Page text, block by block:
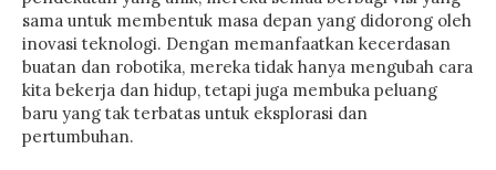
sama untuk membentuk masa depan yang didorong oleh
inovasi teknologi. Dengan memanfaatkan kecerdasan
buatan dan robotika, mereka tidak hanya mengubah cara
kita bekerja dan hidup, tetapi juga membuka peluang
baru yang tak terbatas untuk eksplorasi dan
pertumbuhan.